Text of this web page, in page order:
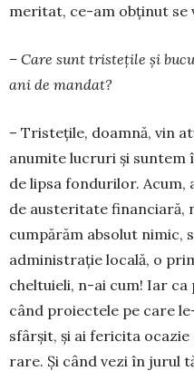
meritat, ce-am obținut se
– Care sunt tristețile și
ani de mandat?
– Tristețile, doamnă, vin
anumite lucruri și suntem
de lipsa fon­du­rilor. Acum,
de austeritate financiară,
cumpărăm absolut nimic,
administrație locală, o
chel­tu­ieli, n-ai cum! Iar
când proiectele pe care
sfârșit, și ai fericita
rare. Și când vezi în ju­rul